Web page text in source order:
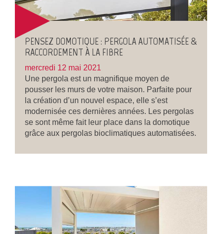
PENSEZ DOMOTIQUE : PERGOLA AUTOMATISÉE &
RACCORDEMENT À LA FIBRE
mercredi 12 mai 2021
Une pergola est un magnifique moyen de
pousser les murs de votre maison. Parfaite pour
la création d’un nouvel espace, elle s’est
modernisée ces dernières années. Les pergolas
se sont même fait leur place dans la domotique
grâce aux pergolas bioclimatiques automatisées.